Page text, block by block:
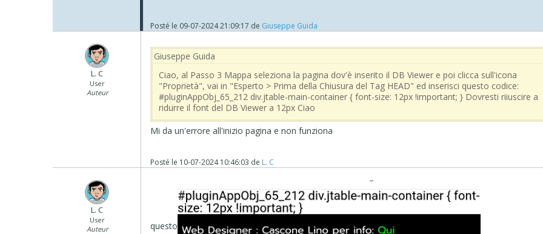
Posté le 09-07-2024 21:09:17 de Giuseppe Guida
L. C
User
Auteur
Giuseppe Guida
Ciao, al Passo 3 Mappa seleziona la pagina dov'è inserito il DB Viewer e poi clicca sull'icona
"Proprietà", vai in "Esperto > Prima della Chiusura del Tag HEAD" ed inserisci questo codice:
#pluginAppObj_65_212 div.jtable-main-container { font-size: 12px !important; } Dovresti riiuscire a
ridurre il font del DB Viewer a 12px Ciao
Mi da un'errore all'inizio pagina e non funziona
Posté le 10-07-2024 10:46:03 de L. C
L. C
User
Auteur
questo